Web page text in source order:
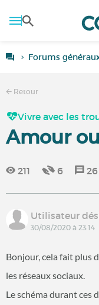
Forums
Retour
Vivre avec les
Amour
211 6 26
Utilisateur
30/08/2020 à 23:14
Bonjour, cela fait plus
les réseaux sociaux.
Le schéma durant ces